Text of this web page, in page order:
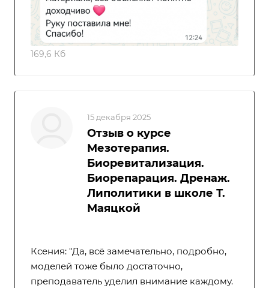
169,6 Кб
15 декабря 2025
Отзыв о курсе
Мезотерапия.
Биоревитализация.
Биорепарация. Дренаж.
Липолитики в школе Т.
Маяцкой
Ксения: "Да, всё замечательно, подробно,
моделей тоже было достаточно,
преподаватель уделил внимание каждому.